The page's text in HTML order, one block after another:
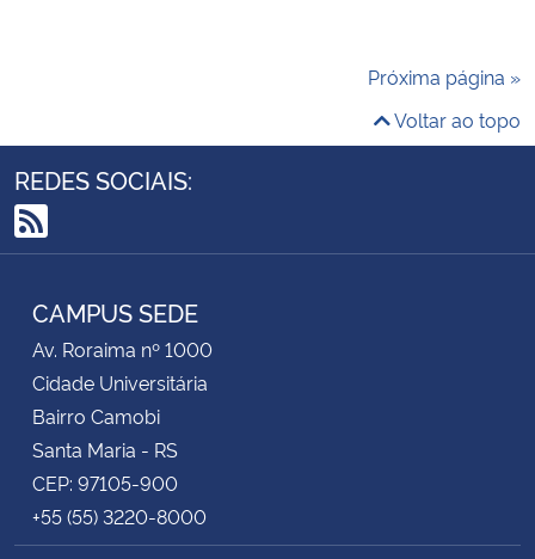
Próxima página »
Voltar ao topo
REDES SOCIAIS:
RSS
CAMPUS SEDE
Av. Roraima nº 1000
Cidade Universitária
Bairro Camobi
Santa Maria - RS
CEP: 97105-900
+55 (55) 3220-8000